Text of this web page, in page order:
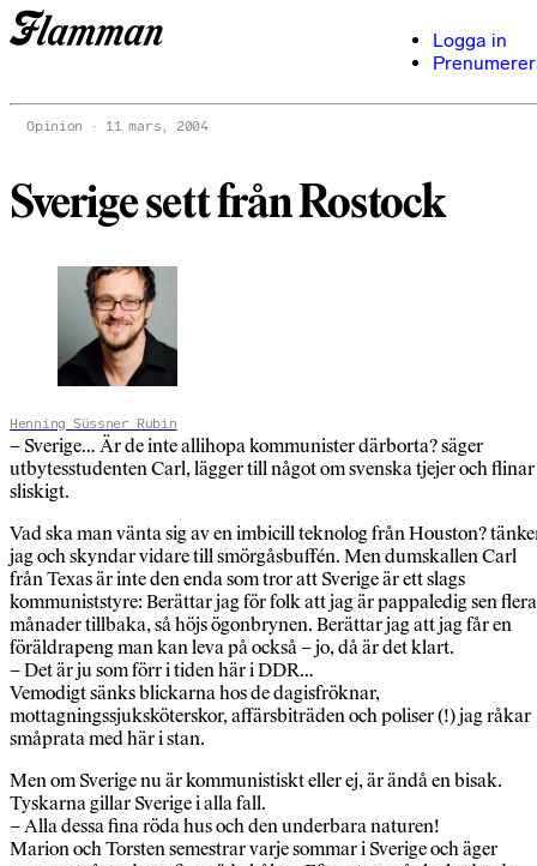
Logga in
Opinion 11 mars, 2004
Sverige sett från Rostock
Henning Süssner Rubin
– Sverige… Är de inte allihopa kommunister därborta? säger
utbytesstudenten Carl, lägger till något om svenska tjejer och flinar
sliskigt.
Vad ska man vänta sig av en imbicill teknolog från Houston?
jag och skyndar vidare till smörgåsbuffén. Men dumskallen Carl
från Texas är inte den enda som tror att Sverige är ett slags
kommuniststyre: Berättar jag för folk att jag är pappaledig sen flera
månader tillbaka, så höjs ögonbrynen. Berättar jag att jag får en
föräldrapeng man kan leva på också – jo, då är det klart.
– Det är ju som förr i tiden här i DDR…
Vemodigt sänks blickarna hos de dagisfröknar,
mottagningssjuksköterskor, affärsbiträden och poliser (!) jag råkar
småprata med här i stan.
Men om Sverige nu är kommunistiskt eller ej, är ändå en bisak.
Tyskarna gillar Sverige i alla fall.
– Alla dessa fina röda hus och den underbara naturen!
Marion och Torsten semestrar varje sommar i Sverige och äger